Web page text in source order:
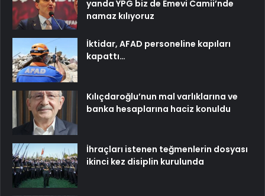
yanda YPG biz de Emevi Camii’nde
namaz kılıyoruz
İktidar, AFAD personeline kapıları
kapattı…
Kılıçdaroğlu’nun mal varlıklarına ve
banka hesaplarına haciz konuldu
İhraçları istenen teğmenlerin dosyası
ikinci kez disiplin kurulunda